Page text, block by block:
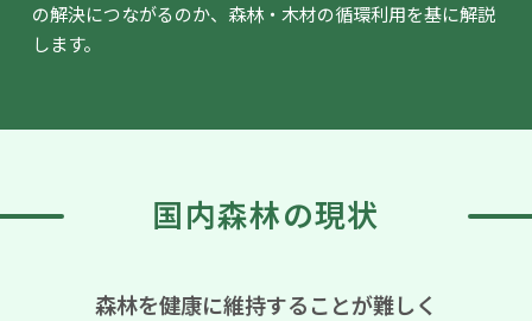
の解決につながるのか、森林・木材の循環利用を基に解説
します。
国内森林の現状
森林を健康に維持することが難しく